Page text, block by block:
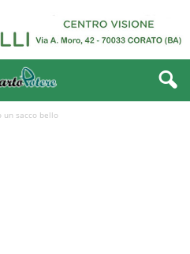
un sacco bello